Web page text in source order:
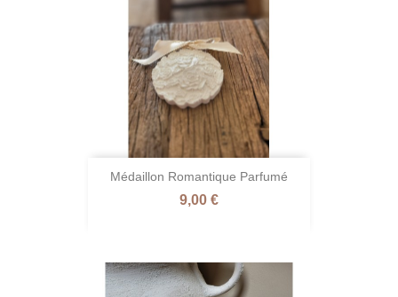
Médaillon Romantique Parfumé
Prix
9,00 €